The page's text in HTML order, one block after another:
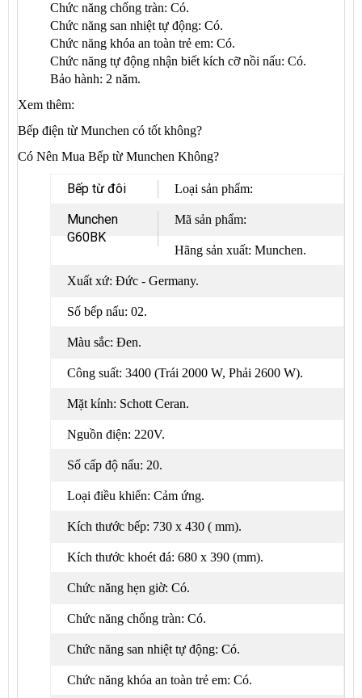
Chức năng chống tràn: Có.
Chức năng san nhiệt tự động: Có.
Chức năng khóa an toàn trẻ em: Có.
Chức năng tự động nhận biết kích cỡ nồi nấu: Có.
Bảo hành: 2 năm.
Xem thêm:
Bếp điện từ Munchen có tốt không?
Có Nên Mua Bếp từ Munchen Không?
Loại sản phẩm:
Bếp từ đôi
Mã sản phẩm:
Munchen
G60BK
Hãng sản xuất: Munchen.
Xuất xứ: Đức - Germany.
Số bếp nấu: 02.
Màu sắc: Đen.
Công suất: 3400 (Trái 2000 W, Phải 2600 W).
Mặt kính: Schott Ceran.
Nguồn điện: 220V.
Số cấp độ nấu: 20.
Loại điều khiển: Cảm ứng.
Kích thước bếp: 730 x 430 ( mm).
Kích thước khoét đá: 680 x 390 (mm).
Chức năng hẹn giờ: Có.
Chức năng chống tràn: Có.
Chức năng san nhiệt tự động: Có.
Chức năng khóa an toàn trẻ em: Có.